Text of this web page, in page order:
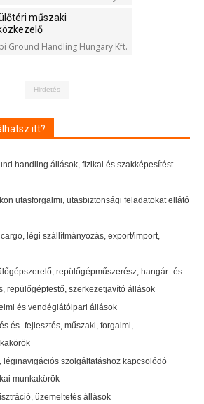
műszaki
Ground Handling Hungary Kft.
Hirdetés
itt?
handling állások, fizikai és szakképesítést
utasforgalmi, utasbiztonsági feladatokat ellátó
légi szállítmányozás, export/import,
repülőgépműszerész, hangár- és
repülőgépfestő, szerkezetjavító állások
és vendéglátóipari állások
és -fejlesztés, műszaki, forgalmi,
léginavigációs szolgáltatáshoz kapcsolódó
munkakörök
üzemeltetés állások